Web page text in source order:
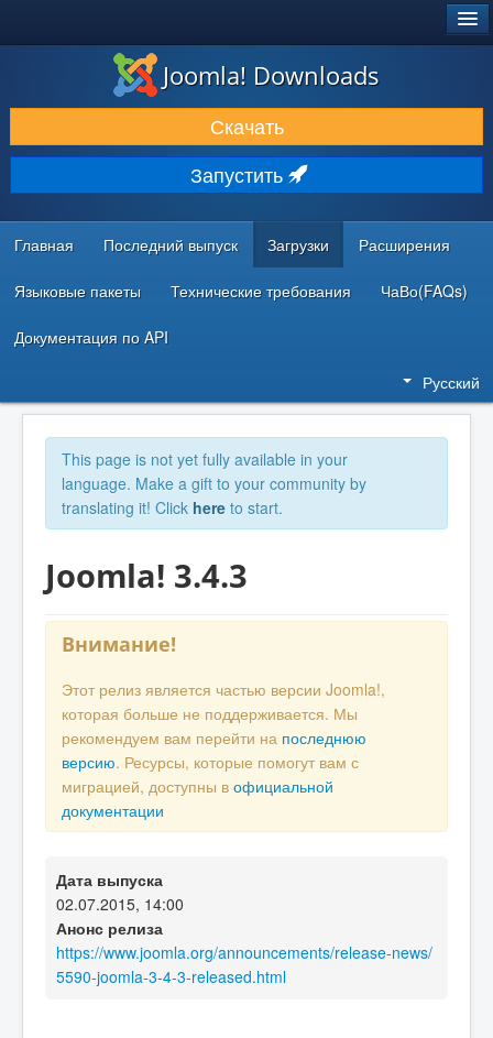
ЗАГРУЗКИ И РАСШИРЕНИЯ
ДОКУМЕНТАЦИЯ И ОБУЧЕНИЕ
СООБЩЕСТВО И ПОДДЕРЖКА
РЕСУРСЫ ДЛЯ РАЗРАБОТЧИКОВ
Joomla! Downloads
Скачать
Запустить
Главная Последний выпуск Загрузки Расширения
Языковые пакеты Технические требования ЧаВо(FAQs)
Документация по API
Русский
This page is not yet fully available in your
language. Make a gift to your community by
translating it! Click here to start.
Joomla! 3.4.3
Внимание!
Этот релиз является частью версии Joomla!,
которая больше не поддерживается. Мы
рекомендуем вам перейти на последнюю
версию. Ресурсы, которые помогут вам с
миграцией, доступны в официальной
документации
Дата выпуска
02.07.2015, 14:00
Анонс релиза
https://www.joomla.org/announcements/release-news/
5590-joomla-3-4-3-released.html